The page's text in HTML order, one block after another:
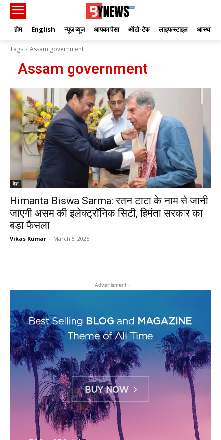
होम English न्यूज़ व्यूज आपका पैसा ऑटो-टेक लाइफस्टाइल आस्था
Tags Assam government
Assam government
देश
Himanta Biswa Sarma: रतन टाटा के नाम से जानी
जाएगी असम की इलेक्ट्रॉनिक सिटी, हिमंता सरकार का
बड़ा फैसला
Vikas Kumar - March 5, 2025
- Advertisment -